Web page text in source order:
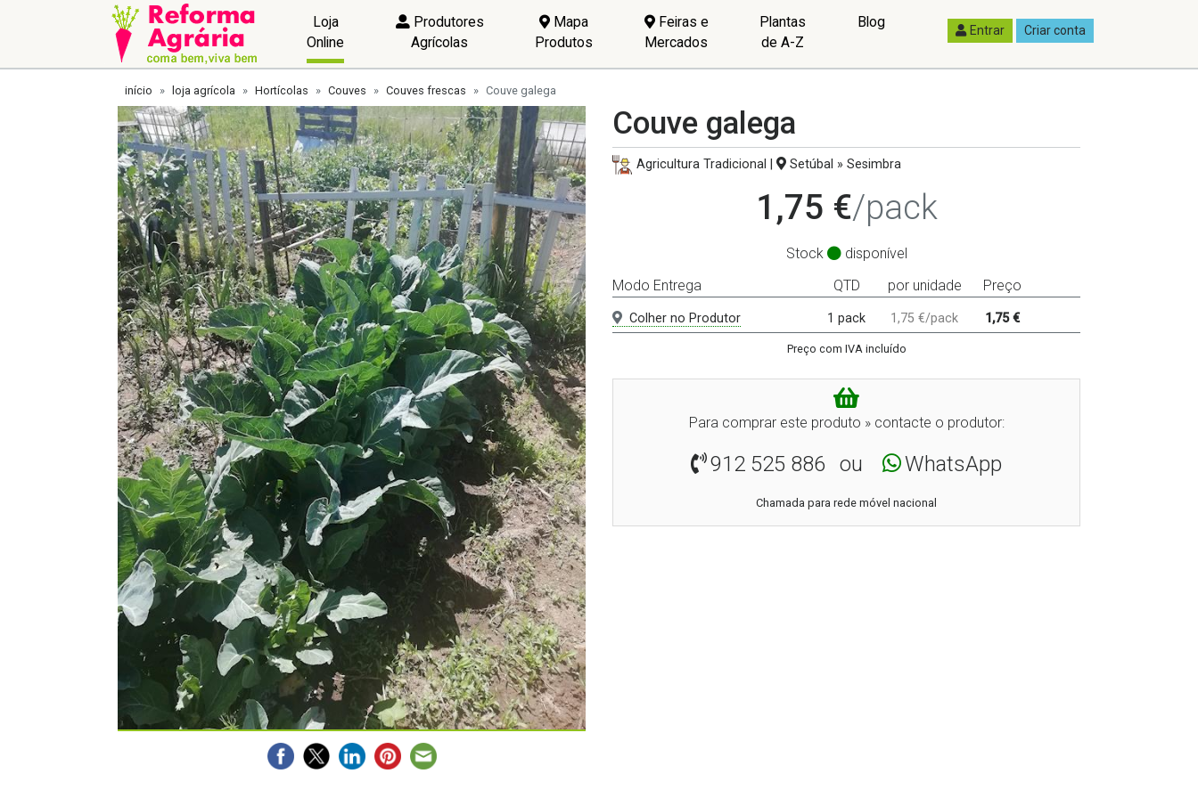
Loja
Online
Produtores
Agrícolas
Mapa
Produtos
Feiras e
Mercados
Plantas
de A-Z
Blog Entrar Criar conta
início loja agrícola Hortícolas Couves Couves frescas Couve galega
Couve galega
Agricultura Tradicional | Setúbal » Sesimbra
1,75 €/pack
Stock
disponível
Modo Entrega
QTD por unidade Preço
Colher no Produtor 1 pack 1,75 €/pack 1,75 €
Preço com IVA incluído
Para comprar este produto » contacte o produtor:
912 525 886 ou WhatsApp
Chamada para rede móvel nacional